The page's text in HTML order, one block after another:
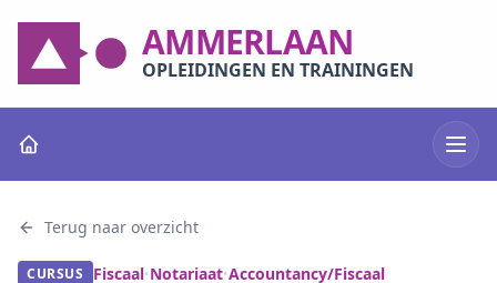
AMMERLAAN
OPLEIDINGEN EN TRAININGEN
Terug naar overzicht
CURSUS Fiscaal•Notariaat•Accountancy/Fiscaal